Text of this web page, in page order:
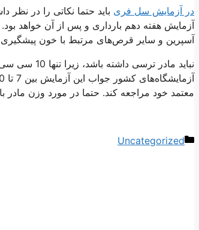
در آزمایش سل فری باید حتما نکاتی را در
آزمایش هفته دهم بارداری و پس از آن خواهد
آسپرین و سایر قرص‌های مرتبط با خون پیشگیری
نباید
آزمایشگاه‌های کشور جواب این آزمایش بین 7 تا 10 روز کاری آماده می‌شود و فرد می‌تواند برای تفسیر جواب آزمایش
معتمد خود مراجعه کند. حتما در مورد وزن مادر
دسته‌ها
Uncategorized